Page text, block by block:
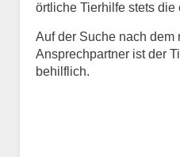
örtliche Tierhilfe stets die
Auf der Suche nach dem
Ansprechpartner ist der
behilflich.